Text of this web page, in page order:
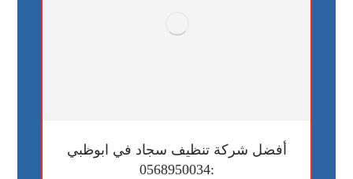
أفضل شركة تنظيف سجاد في ابوظبي
:0568950034